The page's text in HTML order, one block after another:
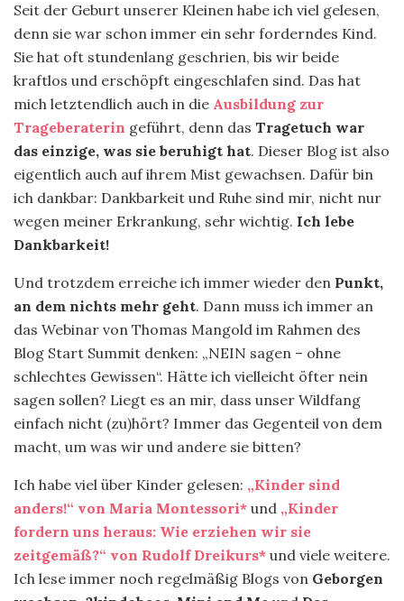
Seit der Geburt unserer Kleinen habe ich viel gelesen,
denn sie war schon immer ein sehr forderndes Kind.
Sie hat oft stundenlang geschrien, bis wir beide
kraftlos und erschöpft eingeschlafen sind. Das hat
mich letztendlich auch in die Ausbildung zur
Trageberaterin geführt, denn das Tragetuch war
das einzige, was sie beruhigt hat. Dieser Blog ist also
eigentlich auch auf ihrem Mist gewachsen. Dafür bin
ich dankbar: Dankbarkeit und Ruhe sind mir, nicht nur
wegen meiner Erkrankung, sehr wichtig. Ich lebe
Dankbarkeit!
Und trotzdem erreiche ich immer wieder den Punkt,
an dem nichts mehr geht. Dann muss ich immer an
das Webinar von Thomas Mangold im Rahmen des
Blog Start Summit denken: „NEIN sagen – ohne
schlechtes Gewissen“. Hätte ich vielleicht öfter nein
sagen sollen? Liegt es an mir, dass unser Wildfang
einfach nicht (zu)hört? Immer das Gegenteil von dem
macht, um was wir und andere sie bitten?
Ich habe viel über Kinder gelesen: „Kinder sind
anders!“ von Maria Montessori* und „Kinder
fordern uns heraus: Wie erziehen wir sie
zeitgemäß?“ von Rudolf Dreikurs* und viele weitere.
Ich lese immer noch regelmäßig Blogs von Geborgen